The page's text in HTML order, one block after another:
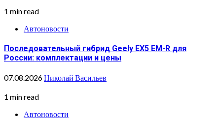
1 min read
Автоновости
Последовательный гибрид Geely EX5 EM-R для
России: комплектации и цены
07.08.2026Николай Васильев
1 min read
Автоновости